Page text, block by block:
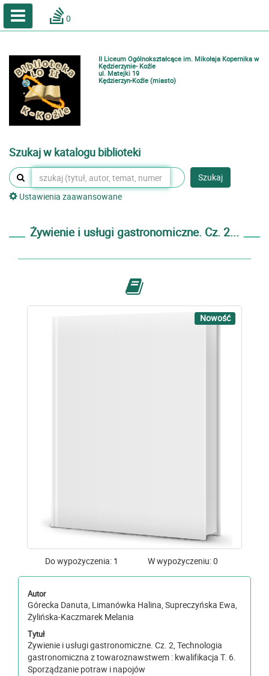
Katalog online biblioteki szkolnej
Lektury
0
II Liceum Ogólnokształcące im. Mikołaja Kopernika w
Kędzierzynie- Koźle
ul. Matejki 19
Kędzierzyn-Koźle (miasto)
Szukaj w katalogu biblioteki
Szukaj
Ustawienia zaawansowane
Żywienie i usługi gastronomiczne. Cz. 2...
Nowość
Do wypożyczenia: 1 W wypożyczeniu: 0
Autor
Górecka Danuta, Limanówka Halina, Supreczyńska Ewa,
Żylińska-Kaczmarek Melania
Tytuł
Żywienie i usługi gastronomiczne. Cz. 2, Technologia
gastronomiczna z towaroznawstwem : kwalifikacja T. 6.
Sporządzanie potraw i napojów